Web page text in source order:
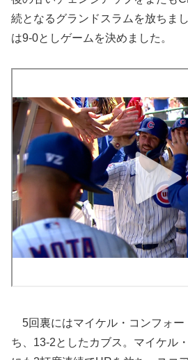
続となるグランドスラムを放ちま
は9-0としゲームを決めました。
5回裏にはマイケル・コンフォー
ち、13-2としたカブス。マイケル